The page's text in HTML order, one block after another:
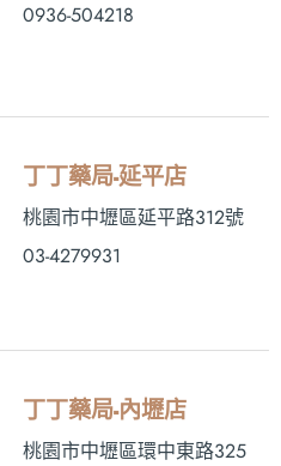
0936-504218
丁丁藥局-延平店
桃園市中壢區延平路312號
03-4279931
丁丁藥局-內壢店
桃園市中壢區環中東路325